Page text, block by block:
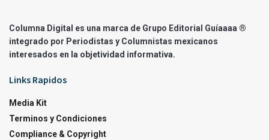
Columna Digital es una marca de Grupo Editorial Guíaaaa ®
integrado por Periodistas y Columnistas mexicanos
interesados en la objetividad informativa.
Links Rapidos
Media Kit
Terminos y Condiciones
Compliance & Copyright